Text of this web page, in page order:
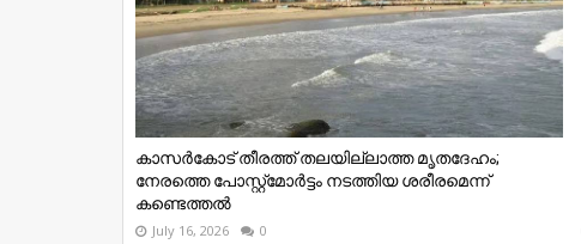
കാസർകോട് തീരത്ത് തലയില്ലാത്ത മൃതദേഹം;
നേരത്തെ പോസ്റ്റ്‌മോർട്ടം നടത്തിയ ശരീരമെന്ന്
കണ്ടെത്തൽ
July 16, 2026 0